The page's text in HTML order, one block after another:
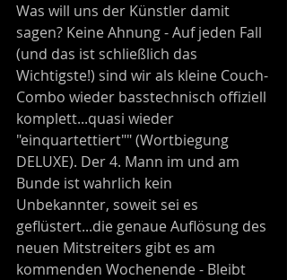
Was will uns der Künstler damit
sagen? Keine Ahnung - Auf jeden Fall
(und das ist schließlich das
Wichtigste!) sind wir als kleine Couch-
Combo wieder basstechnisch offiziell
komplett...quasi wieder
"einquartettiert"" (Wortbiegung
DELUXE). Der 4. Mann im und am
Bunde ist wahrlich kein
Unbekannter, soweit sei es
geflüstert...die genaue Auflösung des
neuen Mitstreiters gibt es am
kommenden Wochenende - Bleibt